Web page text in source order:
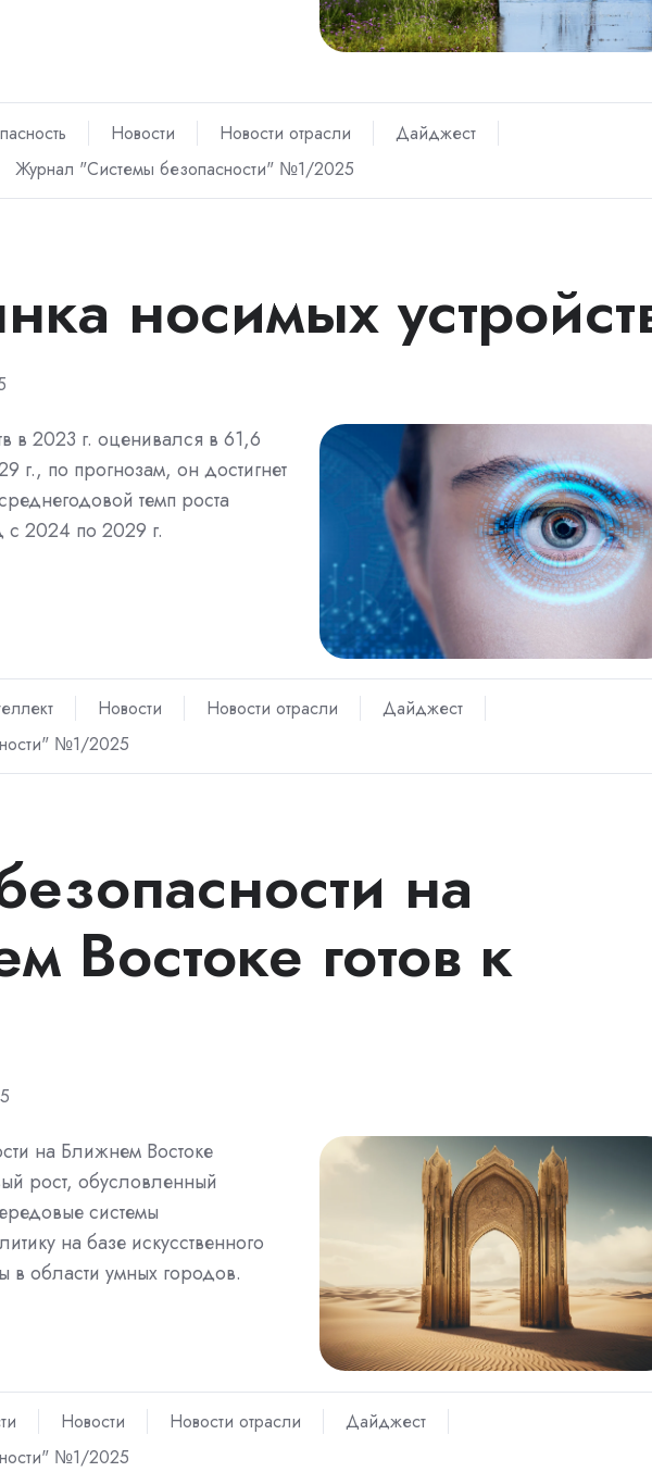
Новости Новости отрасли
Дайджест
Журнал "Системы безопасности" №1/2025
носимых
в 2023 г. оценивался в 61,6
по прогнозам, он достигнет
темп роста
с 2024 по 2029 г.
Новости Новости отрасли
Дайджест
№1/2025
на
Востоке готов к
на Ближнем Востоке
рост, обусловленный
системы
на базе искусственного
в области умных городов.
Новости Новости отрасли
Дайджест
№1/2025